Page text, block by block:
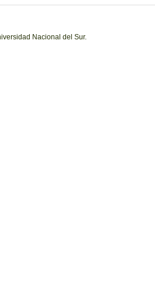
Nacional del Sur.